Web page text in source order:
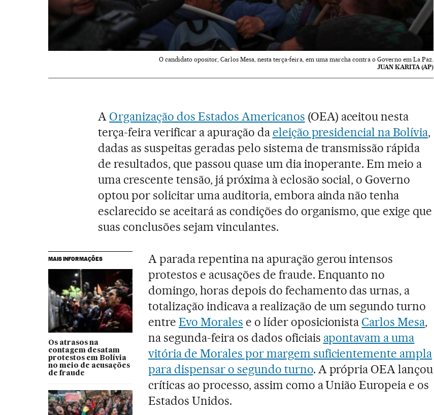
O candidato opositor, Carlos Mesa, nesta terça-feira, em uma marcha contra o Governo em La Paz.
JUAN KARITA (AP)
A Organização dos Estados Americanos (OEA) aceitou nesta
terça-feira verificar a apuração da eleição presidencial na Bolívia,
dadas as suspeitas geradas pelo sistema de transmissão rápida
de resultados, que passou quase um dia inoperante. Em meio a
uma crescente tensão, já próxima à eclosão social, o Governo
optou por solicitar uma auditoria, embora ainda não tenha
esclarecido se aceitará as condições do organismo, que exige que
suas conclusões sejam vinculantes.
MAIS INFORMAÇÕES
Os atrasos na
contagem desatam
protestos em Bolívia
no meio de acusações
de fraude
A parada repentina na apuração gerou intensos
protestos e acusações de fraude. Enquanto no
domingo, horas depois do fechamento das urnas, a
totalização indicava a realização de um segundo turno
entreEvo Morales e o líder oposicionista Carlos Mesa,
na segunda-feira os dados oficiais apontavam a uma
vitória de Morales por margem suficientemente ampla
para dispensar o segundo turno. A própria OEA lançou
críticas ao processo, assim como a União Europeia e os
Estados Unidos.